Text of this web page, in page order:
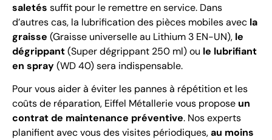
saletés suffit pour le remettre en service. Dans
d’autres cas, la lubrification des pièces mobiles avec la
graisse (Graisse universelle au Lithium 3 EN-UN), le
dégrippant(Super dégrippant 250 ml) ou le lubrifiant
en spray(WD 40) sera indispensable.
Pour vous aider à éviter les pannes à répétition et les
coûts de réparation, Eiffel Métallerie vous propose un
contrat de maintenance préventive. Nos experts
planifient avec vous des visites périodiques,au moins